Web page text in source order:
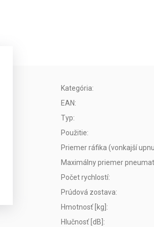
Kategória:
EAN:
Typ:
Použitie:
Priemer ráfika (vonkajší
Maximálny priemer
Počet rychlostí:
Prúdová zostava:
Hmotnosť [kg] :
Hlučnosť [dB] :